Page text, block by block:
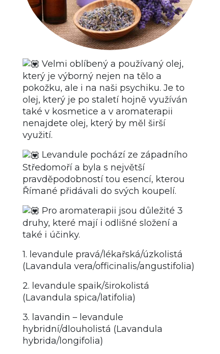
Velmi oblíbený a používaný olej,
který je výborný nejen na tělo a
pokožku, ale i na naši psychiku. Je to
olej, který je po staletí hojně využíván
také v kosmetice a v aromaterapii
nenajdete olej, který by měl širší
využití.
Levandule pochází ze západního
Středomoří a byla s největší
pravděpodobností tou esencí, kterou
Římané přidávali do svých koupelí.
Pro aromaterapii jsou důležité 3
druhy, které mají i odlišné složení a
také i účinky.
1. levandule pravá/lékařská/úzkolistá
(Lavandula vera/officinalis/angustifolia)
2. levandule spaik/širokolistá
(Lavandula spica/latifolia)
3. lavandin – levandule
hybridní/dlouholistá (Lavandula
hybrida/longifolia)